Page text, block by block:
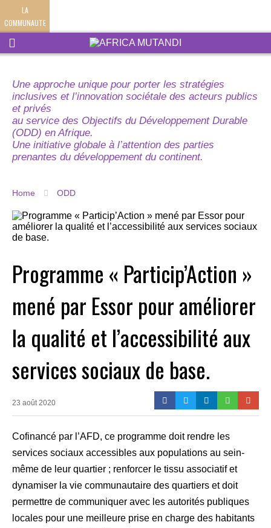
LA
COMMUNAUTE
Une approche unique pour porter les stratégies
inclusives et l’innovation sociétale des acteurs publics
et privés
au service des Objectifs du Développement Durable
(ODD) en Afrique.
Une initiative globale à l’attention des parties
prenantes du développement du continent.
Home ODD
Programme « Particip’Action »
mené par Essor pour améliorer
la qualité et l’accessibilité aux
services sociaux de base.
23 août 2020
Cofinancé par l’AFD, ce programme doit rendre les
services sociaux accessibles aux populations au sein-
même de leur quartier ; renforcer le tissu associatif et
dynamiser la vie communautaire des quartiers et doit
permettre de communiquer avec les autorités publiques
locales pour une meilleure prise en charge des habitants